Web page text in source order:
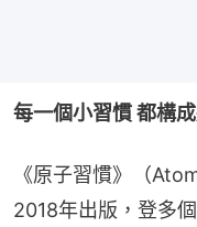
每一個小習慣 都構
《原子習慣》（
2018年出版，登多